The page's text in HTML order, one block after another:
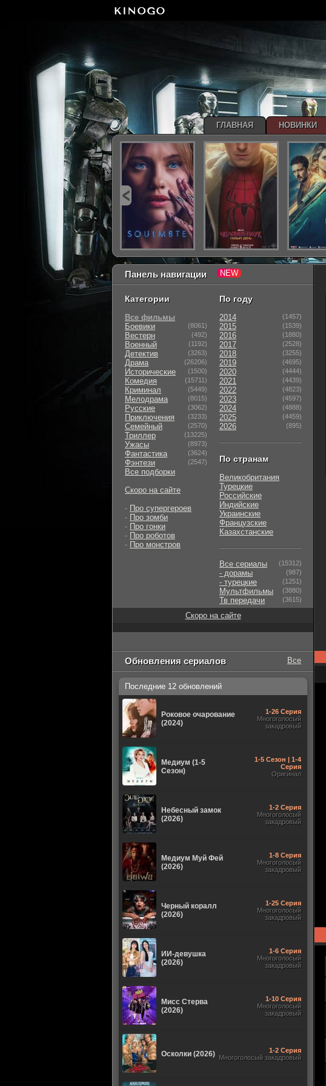
Панель навигации
Категории
Все фильмы
Боевики
(8061)
Вестерн (492)
Военный (1192)
Детектив (3263)
Драма (26206)
Исторические (1500)
Комедия (15711)
Криминал (5449)
Мелодрама (8015)
Русские (3062)
Приключения (3233)
Семейный (2570)
Триллер (13225)
Ужасы (8973)
Фантастика (3624)
Фэнтези (2547)
Все подборки
Скоро на сайте
- Про супергероев
- Про зомби
- Про гонки
- Про роботов
- Про монстров
По году
2014 (1457)
2015 (1539)
2016 (1880)
2017 (2528)
2018 (3255)
2019 (4695)
2020 (4444)
2021 (4439)
2022 (4823)
2023 (4597)
2024 (4888)
2025 (4459)
2026 (895)
По странам
Великобритания
Турецкие
Российские
Индийские
Украинские
Французские
Казахстанские
Все сериалы (15312)
- дорамы (987)
- турецкие (1251)
Мультфильмы (3880)
Тв передачи (3615)
Скоро на сайте
Обновления сериалов Все
Последние 12 обновлений
Роковое очарование
(2024)
1-26 Серия
Многоголосый
закадровый
Медиум (1-5
Сезон)
1-5 Сезон | 1-4
Серия
Оригинал
Небесный замок
(2026)
1-2 Серия
Многоголосый
закадровый
Медиум Муй Фей
(2026)
1-8 Серия
Многоголосый
закадровый
Черный коралл
(2026)
1-25 Серия
Многоголосый
закадровый
ИИ-девушка
(2026)
1-6 Серия
Многоголосый
закадровый
Мисс Стерва
(2026)
1-10 Серия
Многоголосый
закадровый
Осколки (2026)
1-2 Серия
Многоголосый закадровый
ГЛАВНАЯ НОВИНКИ